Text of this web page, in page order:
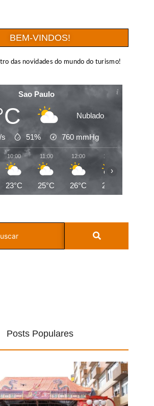
BEM-VINDOS!
das novidades do mundo do turismo!
Sao Paulo
Nublado
s 51% 760 mmHg
10:00
23°C
11:00
25°C
12:00
26°C
13:00
27°C
›
Posts Populares